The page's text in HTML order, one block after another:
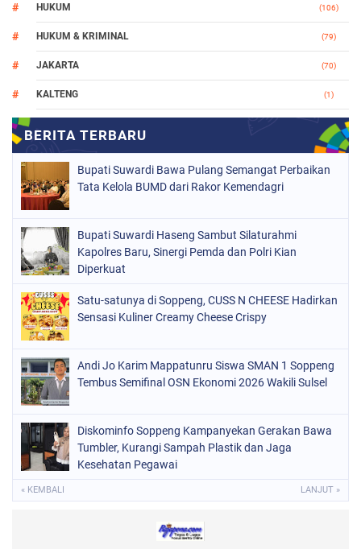
HUKUM (106)
HUKUM & KRIMINAL (79)
JAKARTA (70)
KALTENG (1)
(78)
NASIONAL (748)
ORGANISASI
PERISTIWA
POLITIK
POLRI
SOPPENG (1149)
SULSEL
Bupati Suwardi Bawa Pulang Semangat Perbaikan
Tata Kelola BUMD dari Rakor Kemendagri
Bupati Suwardi Haseng Sambut Silaturahmi
Kapolres Baru, Sinergi Pemda dan Polri Kian
Diperkuat
Satu-satunya di Soppeng, CUSS N CHEESE Hadirkan
Sensasi Kuliner Creamy Cheese Crispy
Andi Jo Karim Mappatunru Siswa SMAN 1 Soppeng
Tembus Semifinal OSN Ekonomi 2026 Wakili Sulsel
Diskominfo Soppeng Kampanyekan Gerakan Bawa
Tumbler, Kurangi Sampah Plastik dan Jaga
Kesehatan Pegawai
« KEMBALI LANJUT »